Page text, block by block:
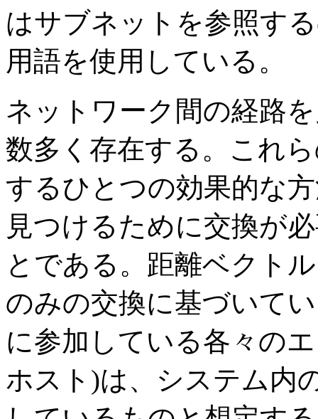
はサブネットを参照す
用語を使用している。
ネットワーク間の経路
数多く存在する。これ
するひとつの効果的な
見つけるために交換が
とである。距離ベクト
のみの交換に基づいて
に参加している各々の
ホスト)は、システム内